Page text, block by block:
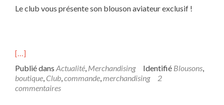
Le club vous présente son blouson aviateur exclusif !
[…]
Publié dans Actualité, Merchandising Identifié Blousons,
boutique, Club,commande,merchandising
2
commentaires